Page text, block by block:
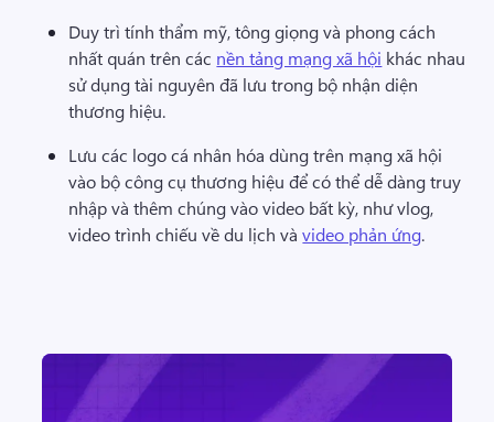
Duy trì tính thẩm mỹ, tông giọng và phong cách
nhất quán trên các nền tảng mạng xã hội khác nhau
sử dụng tài nguyên đã lưu trong bộ nhận diện
thương hiệu.
Lưu các logo cá nhân hóa dùng trên mạng xã hội
vào bộ công cụ thương hiệu để có thể dễ dàng truy
nhập và thêm chúng vào video bất kỳ, như vlog,
video trình chiếu về du lịch và video phản ứng.